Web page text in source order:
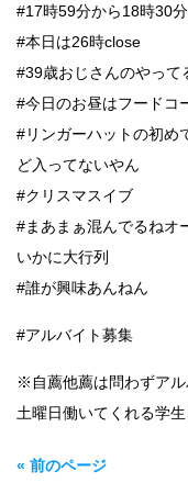
#17時59分から18時30
#本日は26時close
#39歳おじさんのやって
#今日のお昼はフードコ
#リンガーハットの初め
ど入ってないやん
#クリスマスイブ
#まあまぁ混んでるねオ
いかに大行列
#誰が興味あんねん
#アルバイト募集
※自薦他薦は問わずア
土曜日働いてくれる学
« 前のページ